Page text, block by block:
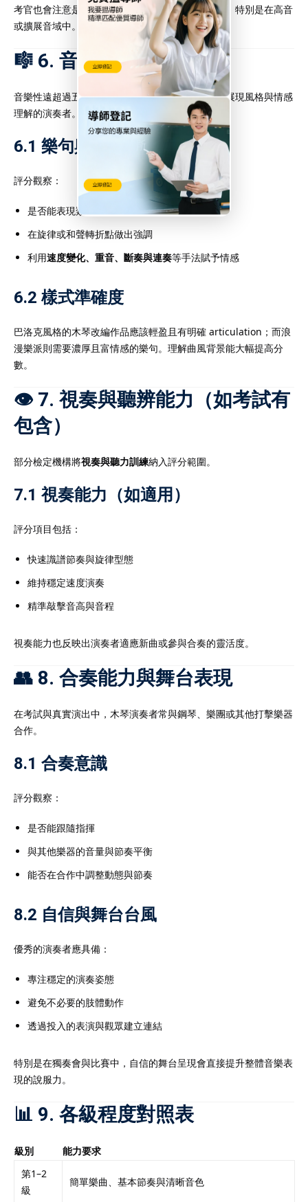
考官也會注意是否有共鳴飽滿 的音色與音準準確性
，特別是在高音
或擴展音域中。
🎼 6. 音樂詮釋能力
音樂性遠超過五線譜上的音符。評分者會獎勵那些展現風格與情感
理解的演奏者。
6.1 樂句與表情處理
評分觀察：
是否能表現類似吹奏樂器的「呼吸」感
在旋律或和聲轉折點做出強調
利用速度變化、重音、斷奏與連奏等手法賦予情感
6.2 樣式準確度
巴洛克風格的木琴改編作品應該輕盈且有明確 articulation；而浪
漫樂派則需要濃厚且富情感的樂句。理解曲風背景能大幅提高分
數。
👁 7. 視奏與聽辨能力（如考試有
包含）
部分檢定機構將視奏與聽力訓練納入評分範圍。
7.1 視奏能力（如適用）
評分項目包括：
快速識譜節奏與旋律型態
維持穩定速度演奏
精準敲擊音高與音程
視奏能力也反映出演奏者適應新曲或參與合奏的靈活度。
👥 8. 合奏能力與舞台表現
在考試與真實演出中，木琴演奏者常與鋼琴、樂團或其他打擊樂器
合作。
8.1 合奏意識
評分觀察：
是否能跟隨指揮
與其他樂器的音量與節奏平衡
能否在合作中調整動態與節奏
8.2 自信與舞台台風
優秀的演奏者應具備：
專注穩定的演奏姿態
避免不必要的肢體動作
透過投入的表演與觀眾建立連結
特別是在獨奏會與比賽中，自信的舞台呈現會直接提升整體音樂表
現的說服力。
📊 9. 各級程度對照表
級別
能力要求
第1–2
級
簡單樂曲、基本節奏與清晰音色